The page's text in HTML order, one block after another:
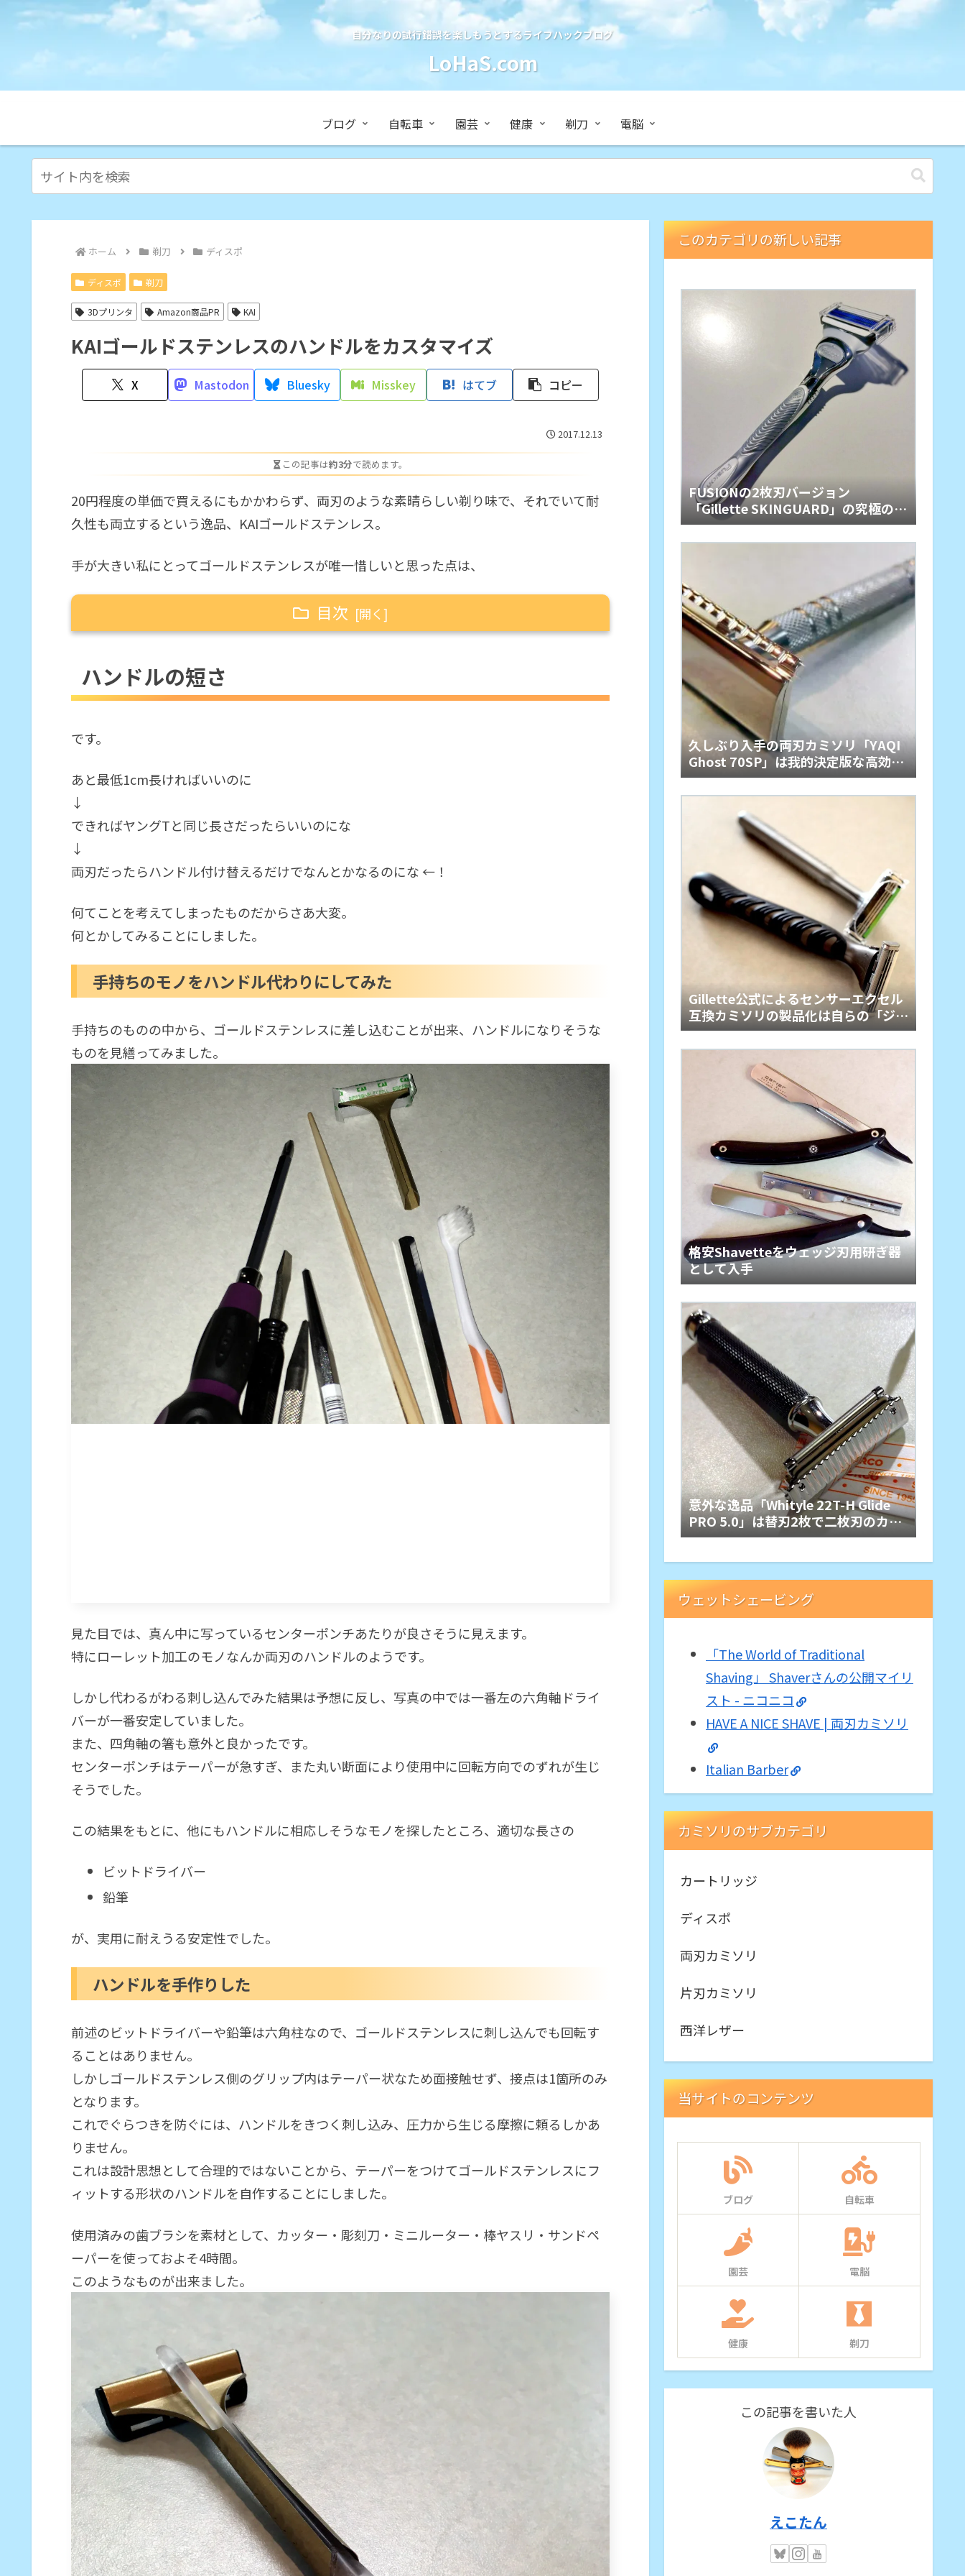
自分なりの試行錯誤を楽しもうとするライフハックブログ
LoHaS.com
ブログ 自転車 園芸 健康 剃刀 電脳
ホーム 剃刀 ディスポ
ディスポ 剃刀
3Dプリンタ Amazon商品PR KAI
KAIゴールドステンレスのハンドルをカスタマイズ
X Mastodon Bluesky Misskey はてブ コピー
2017.12.13
この記事は約3分で読めます。
20円程度の単価で買えるにもかかわらず、両刃のような素晴らしい剃り味で、それでいて耐
久性も両立するという逸品、KAIゴールドステンレス。
手が大きい私にとってゴールドステンレスが唯一惜しいと思った点は、
目次
手持ちのモノをハンドル代わりにしてみた
ハンドルを手作りした
ハンドルの短さ
です。
あと最低1cm長ければいいのに
↓
できればヤングTと同じ長さだったらいいのにな
↓
両刃だったらハンドル付け替えるだけでなんとかなるのにな ←！
何てことを考えてしまったものだからさあ大変。
何とかしてみることにしました。
手持ちのモノをハンドル代わりにしてみた
手持ちのものの中から、ゴールドステンレスに差し込むことが出来、ハンドルになりそうな
ものを見繕ってみました。
見た目では、真ん中に写っているセンターポンチあたりが良さそうに見えます。
特にローレット加工のモノなんか両刃のハンドルのようです。
しかし代わるがわる刺し込んでみた結果は予想に反し、写真の中では一番左の六角軸ドライ
バーが一番安定していました。
また、四角軸の箸も意外と良かったです。
センターポンチはテーパーが急すぎ、また丸い断面により使用中に回転方向でのずれが生じ
そうでした。
この結果をもとに、他にもハンドルに相応しそうなモノを探したところ、適切な長さの
ビットドライバー
鉛筆
が、実用に耐えうる安定性でした。
ハンドルを手作りした
前述のビットドライバーや鉛筆は六角柱なので、ゴールドステンレスに刺し込んでも回転す
ることはありません。
しかしゴールドステンレス側のグリップ内はテーパー状なため面接触せず、接点は1箇所のみ
となります。
これでぐらつきを防ぐには、ハンドルをきつく刺し込み、圧力から生じる摩擦に頼るしかあ
りません。
これは設計思想として合理的ではないことから、テーパーをつけてゴールドステンレスにフ
ィットする形状のハンドルを自作することにしました。
使用済みの歯ブラシを素材として、カッター・彫刻刀・ミニルーター・棒ヤスリ・サンドペ
ーパーを使っておよそ4時間。
このようなものが出来ました。
このカテゴリの新しい記事
FUSIONの2枚刃バージョン
「Gillette SKINGUARD」の究極のや
さしさ
久しぶり入手の両刃カミソリ「YAQI
Ghost 70SP」は我的決定版な高効率
性
Gillette公式によるセンサーエクセル
互換カミソリの製品化は自らの「ジレ
ット商法」からの脱却
格安Shavetteをウェッジ刃用研ぎ器
として入手
意外な逸品「Whityle 22T-H Glide
PRO 5.0」は替刃2枚で二枚刃のカミ
ソリホルダー
ウェットシェービング
「The World of Traditional
Shaving」 Shaverさんの公開マイリ
スト - ニコニコ
HAVE A NICE SHAVE | 両刃カミソリ
Italian Barber
カミソリのサブカテゴリ
カートリッジ
ディスポ
両刃カミソリ
片刃カミソリ
西洋レザー
当サイトのコンテンツ
ブログ 自転車
園芸 電脳
健康 剃刀
この記事を書いた人
えこたん